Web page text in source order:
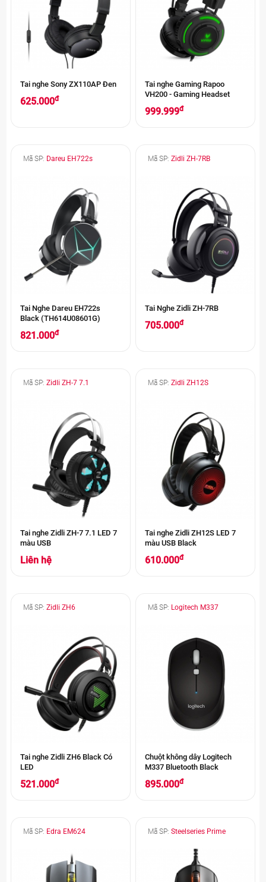
Tai nghe Sony ZX110AP Đen
625.000đ
Tai nghe Gaming Rapoo
VH200 - Gaming Headset
999.999đ
Mã SP: Dareu EH722s
Tai Nghe Dareu EH722s
Black (TH614U08601G)
821.000đ
Mã SP: Zidli ZH-7RB
Tai Nghe Zidli ZH-7RB
705.000đ
Mã SP: Zidli ZH-7 7.1
Tai nghe Zidli ZH-7 7.1 LED 7
màu USB
Liên hệ
Mã SP: Zidli ZH12S
Tai nghe Zidli ZH12S LED 7
màu USB Black
610.000đ
Mã SP: Zidli ZH6
Tai nghe Zidli ZH6 Black Có
LED
521.000đ
Mã SP: Logitech M337
Chuột không dây Logitech
M337 Bluetooth Black
895.000đ
Mã SP: Edra EM624 Mã SP: Steelseries Prime